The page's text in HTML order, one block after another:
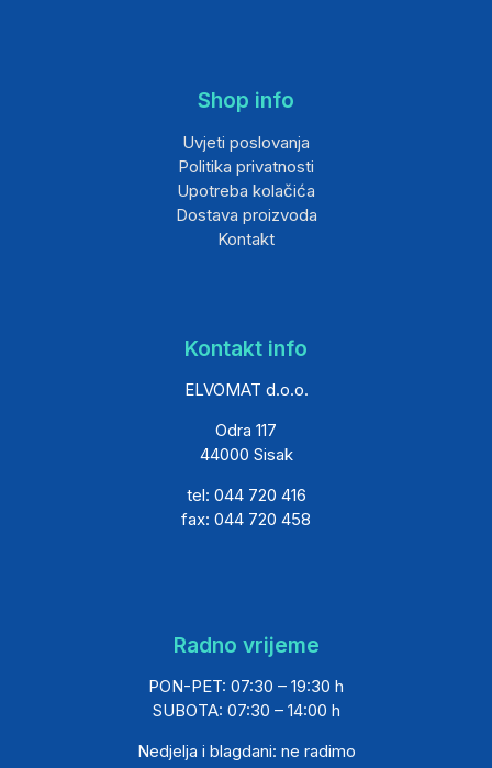
Shop info
Uvjeti poslovanja
Politika privatnosti
Upotreba kolačića
Dostava proizvoda
Kontakt
Kontakt info
ELVOMAT d.o.o.
Odra 117
44000 Sisak
tel: 044 720 416
fax: 044 720 458
Radno vrijeme
PON-PET: 07:30 – 19:30 h
SUBOTA: 07:30 – 14:00 h
Nedjelja i blagdani: ne radimo